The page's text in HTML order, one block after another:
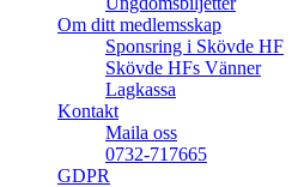
Om ditt medlemsskap
Sponsring i Skövde HF
Skövde HFs Vänner
Lagkassa
Kontakt
Maila oss
0732-717665
GDPR